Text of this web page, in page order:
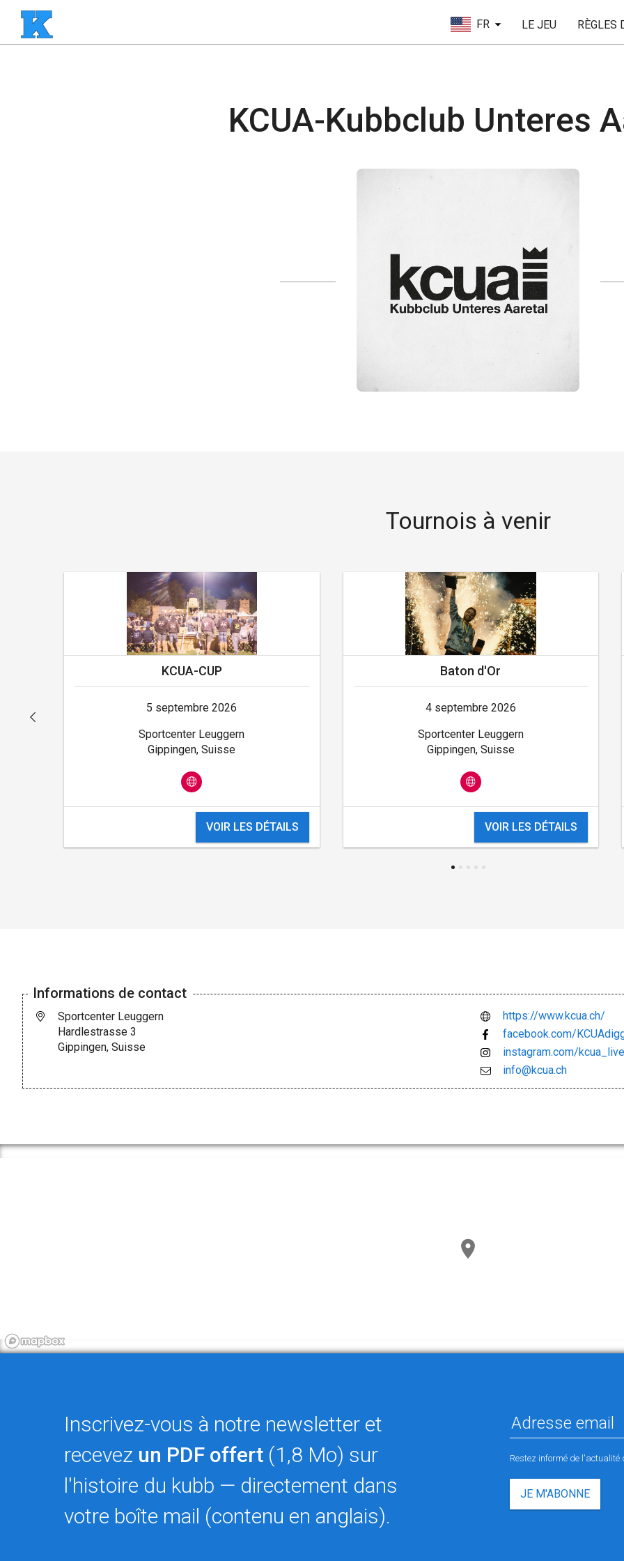
FR LE JEU RÈGLES
KCUA-Kubbclub Unteres
Tournois à venir
KCUA-CUP
5 septembre 2026
Sportcenter Leuggern
Gippingen, Suisse
VOIR LES DÉTAILS
Baton d'Or
4 septembre 2026
Sportcenter Leuggern
Gippingen, Suisse
VOIR LES DÉTAILS
Informations de contact
https://www.kcua.ch/
facebook.com/
instagram.com/
info@kcua.ch
Sportcenter Leuggern
Hardlestrasse 3
Gippingen, Suisse
Inscrivez-vous à notre newsletter et
recevez un PDF offert (1,8 Mo) sur
l'histoire du kubb — directement dans
votre boîte mail (contenu en anglais).
Restez informé de
JE M'ABONNE